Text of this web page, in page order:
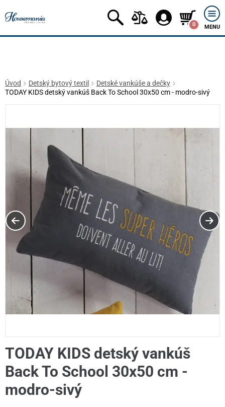
0 MENU
Úvod Detský bytový textil
Detské vankúše a dečky
TODAY KIDS detský vankúš Back To School 30x50 cm - modro-sivý
TODAY KIDS detský vankúš
Back To School 30x50 cm -
modro-sivý